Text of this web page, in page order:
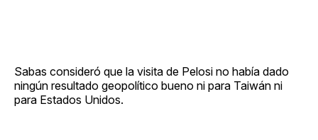
Sabas consideró que la visita de Pelosi no había dado
ningún resultado geopolítico bueno ni para Taiwán ni
para Estados Unidos.